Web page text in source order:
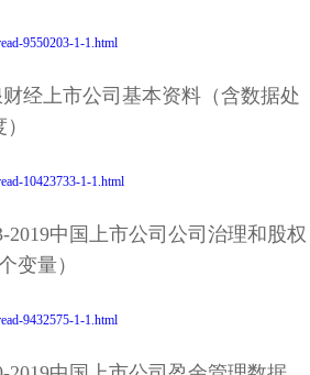
9550203-1-1.html
经上市公司基本资料（含数据处
10423733-1-1.html
2019中国上市公司公司治理和股权
变量）
9432575-1-1.html